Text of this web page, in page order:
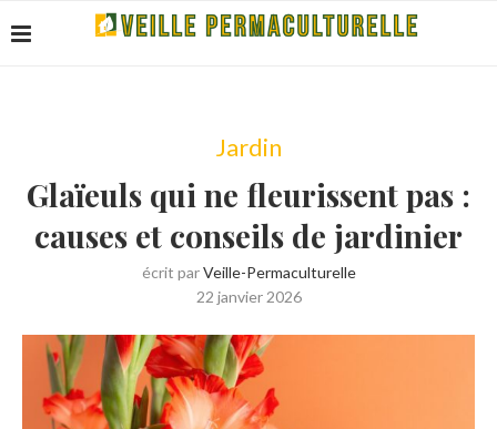
Jardin
Glaïeuls qui ne fleurissent pas :
causes et conseils de jardinier
écrit parVeille-Permaculturelle
22 janvier 2026